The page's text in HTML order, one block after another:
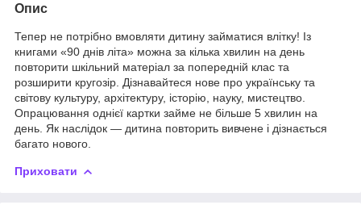
Опис
Тепер не потрібно вмовляти дитину займатися влітку! Із
книгами «90 днів літа» можна за кілька хвилин на день
повторити шкільний матеріал за попередній клас та
розширити кругозір. Дізнавайтеся нове про українську та
світову культуру, архітектуру, історію, науку, мистецтво.
Опрацювання однієї картки займе не більше 5 хвилин на
день. Як наслідок — дитина повторить вивчене і дізнається
багато нового.
Приховати